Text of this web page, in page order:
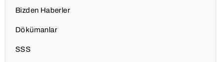
Bizden Haberler
Dökümanlar
SSS